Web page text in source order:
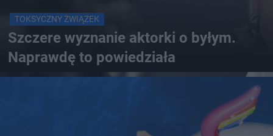
TOKSYCZNY ZWIĄZEK
Szczere wyznanie aktorki o byłym.
Naprawdę to powiedziała